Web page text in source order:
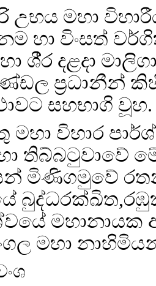
උභය මහා
හා විංසත්
ශී‍්‍ර දළදා
ප්‍රධානීන්
සහභාගි වූහ.
මහා විහාර
තිබ්බටුවාවේ
මිණිගමුවේ
මහානායක
මහා